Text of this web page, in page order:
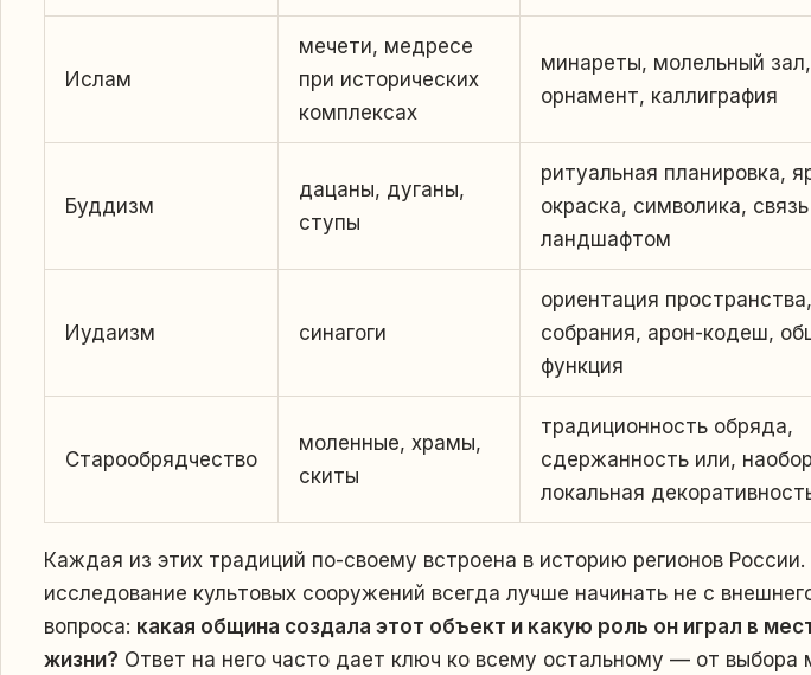
Ислам
мечети, медресе
при исторических
комплексах
минареты, молельный
орнамент, каллиграфия
Буддизм
дацаны, дуганы,
ступы
ритуальная планировка,
окраска, символика,
ландшафтом
Иудаизм синагоги
ориентация
собрания, арон-кодеш,
функция
Старообрядчество
моленные, храмы,
скиты
традиционность обряда,
сдержанность или,
локальная
Каждая из этих традиций по-своему встроена в историю регионов
исследование культовых сооружений всегда лучше начинать не с
вопроса: какая община создала этот объект и какую роль он играл в
жизни? Ответ на него часто дает ключ ко всему остальному — от выбора